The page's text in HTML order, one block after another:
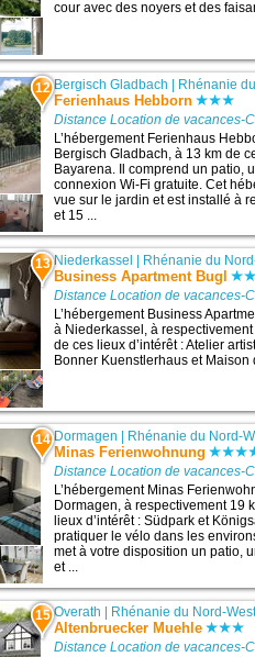
cour avec des noyers et des
12 Bergisch Gladbach | Rhénanie
Ferienhaus Hebborn
Distance Location de vacances-
L’hébergement Ferienhaus
Bergisch Gladbach, à 13 km de
Bayarena. Il comprend un patio,
connexion Wi-Fi gratuite. Cet
vue sur le jardin et est installé à
et 15 ...
13 Niederkassel | Rhénanie du
Business Apartment Bugl
Distance Location de vacances-
L’hébergement Business
à Niederkassel, à
de ces lieux d’intérêt : Atelier
Bonner Kuenstlerhaus et Maison
14 Dormagen Rhénanie du Nord-
Minas Ferienwohnung
Distance Location de vacances-
L’hébergement Minas
Dormagen, à respectivement 19
lieux d’intérêt : Südpark et
pratiquer le vélo dans les
met à votre disposition un patio,
et ...
15 Overath Rhénanie du Nord-
Altenbruecker Muehle
Distance Location de vacances-